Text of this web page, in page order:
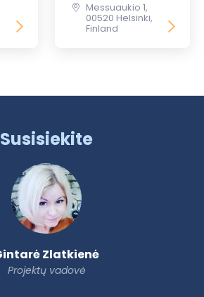
Messuaukio 1,
00520 Helsinki,
Finland
Susisiekite
Zlatkienė
Projektų vadovė